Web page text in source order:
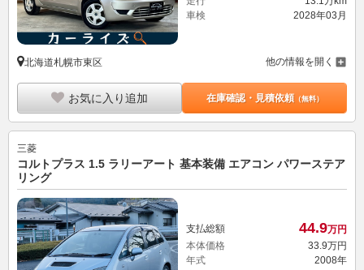
車検
2028年03月
北海道札幌市東区 他の情報を開く
お気に入り追加 在庫確認・見積依頼（無料）
三菱
コルトプラス 1.5 ラリーアート 基本装備 エアコン パワーステア
リング
支払総額 44.9万円
本体価格
33.9万円
年式
2008年